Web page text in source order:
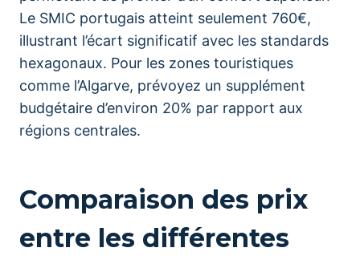
Le SMIC portugais atteint seulement 760€,
illustrant l’écart significatif avec les standards
hexagonaux. Pour les zones touristiques
comme l’Algarve, prévoyez un supplément
budgétaire d’environ 20% par rapport aux
régions centrales.
Comparaison des prix
entre les différentes